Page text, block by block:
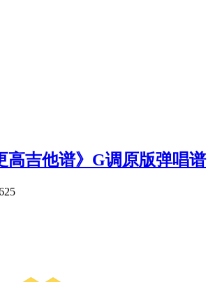
高吉他谱》G调原版弹唱谱